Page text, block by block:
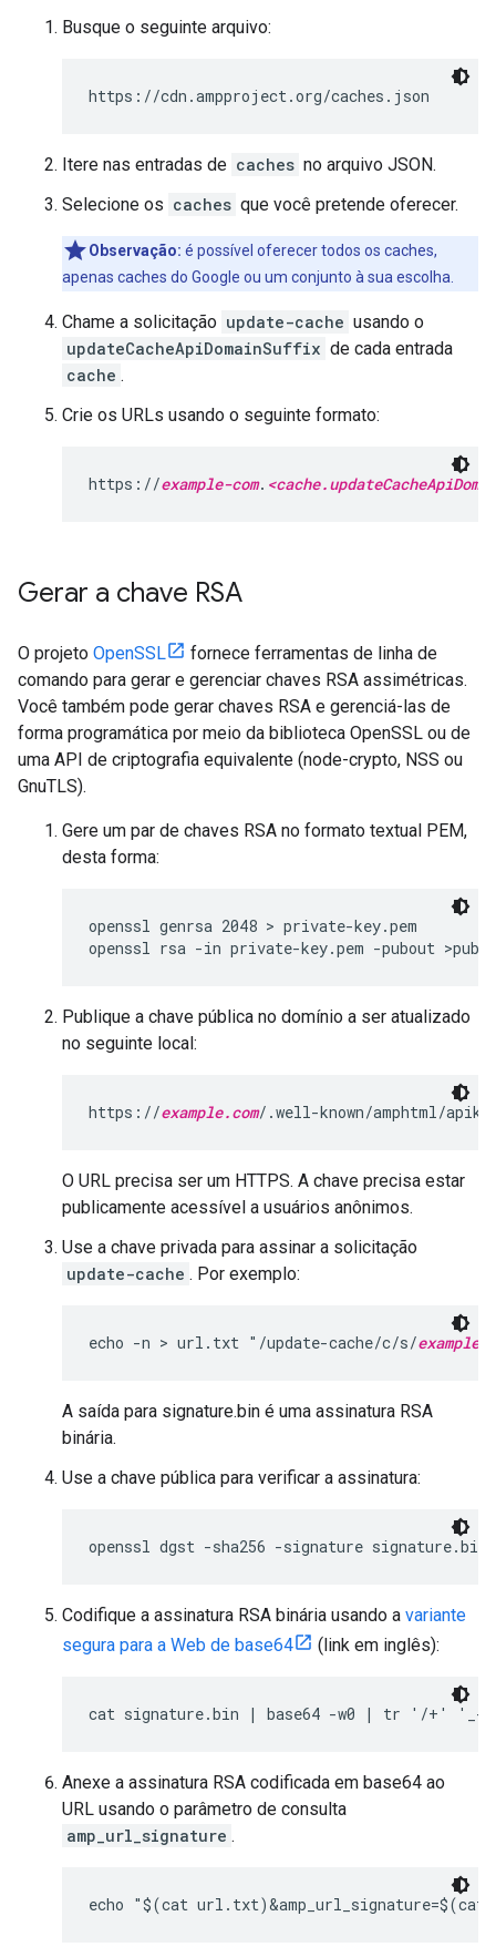
Busque o seguinte arquivo:
https://cdn.ampproject.org/caches.json
Itere nas entradas de caches no arquivo JSON.
Selecione os caches que você pretende oferecer.
Observação: é possível oferecer todos os caches,
apenas caches do Google ou um conjunto à sua escolha.
Chame a solicitação update-cache usando o
updateCacheApiDomainSuffix de cada entrada
cache .
Crie os URLs usando o seguinte formato:
https://example-com.
Gerar a chave RSA
O projeto OpenSSL
fornece ferramentas de linha de
comando para gerar e gerenciar chaves RSA assimétricas.
Você também pode gerar chaves RSA e gerenciá-las de
forma programática por meio da biblioteca OpenSSL ou de
uma API de criptografia equivalente (node-crypto, NSS ou
GnuTLS).
Gere um par de chaves RSA no formato textual PEM,
desta forma:
openssl genrsa 2048 > private-key.pem
openssl rsa -in private-key.pem -pubout
Publique a chave pública no domínio a ser atualizado
no seguinte local:
https://example.com/.well-known/amphtml/
O URL precisa ser um HTTPS. A chave precisa estar
publicamente acessível a usuários anônimos.
Use a chave privada para assinar a solicitação
update-cache . Por exemplo:
echo -n > url.txt "/update-cache/c/s/
A saída para signature.bin é uma assinatura RSA
binária.
Use a chave pública para verificar a assinatura:
openssl dgst -sha256 -signature
Codifique a assinatura RSA binária usando a variante
segura para a Web de base64
(link em inglês):
cat signature.bin | base64 -w0 | tr '/+'
Anexe a assinatura RSA codificada em base64 ao
URL usando o parâmetro de consulta
amp_url_signature .
echo "$(cat url.txt)&amp_url_signature=$(cat